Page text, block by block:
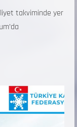
takviminde yer